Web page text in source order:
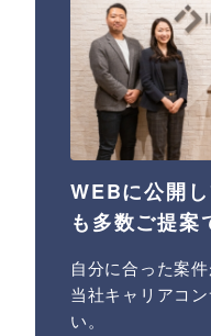
WEBに公開
も多数ご提案
自分に合った案
当社キャリアコ
い。